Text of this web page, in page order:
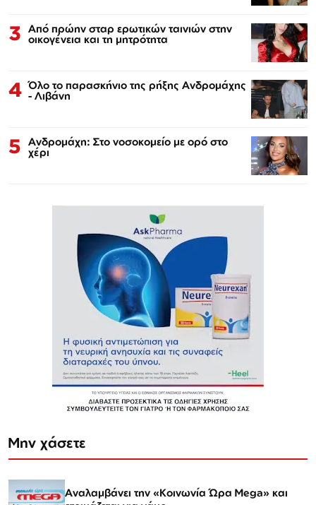
3 Από πρώην σταρ ερωτικών ταινιών στην
οικογένεια και τη μητρότητα
4 Όλο το παρασκήνιο της ρήξης Ανδρομάχης
- Λιβάνη
5 Ανδρομάχη: Στο νοσοκομείο με ορό στο
χέρι
Μην χάσετε
Αναλαμβάνει την «Κοινωνία Ώρα Mega» και